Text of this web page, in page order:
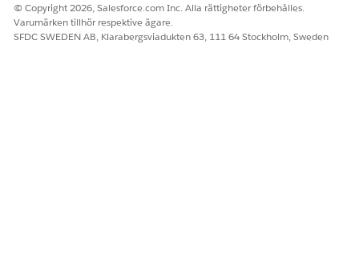
© Copyright 2026, Salesforce.com Inc. Alla rättigheter förbehålles.
Varumärken tillhör respektive ägare.
SFDC SWEDEN AB, Klarabergsviadukten 63, 111 64 Stockholm, Sweden